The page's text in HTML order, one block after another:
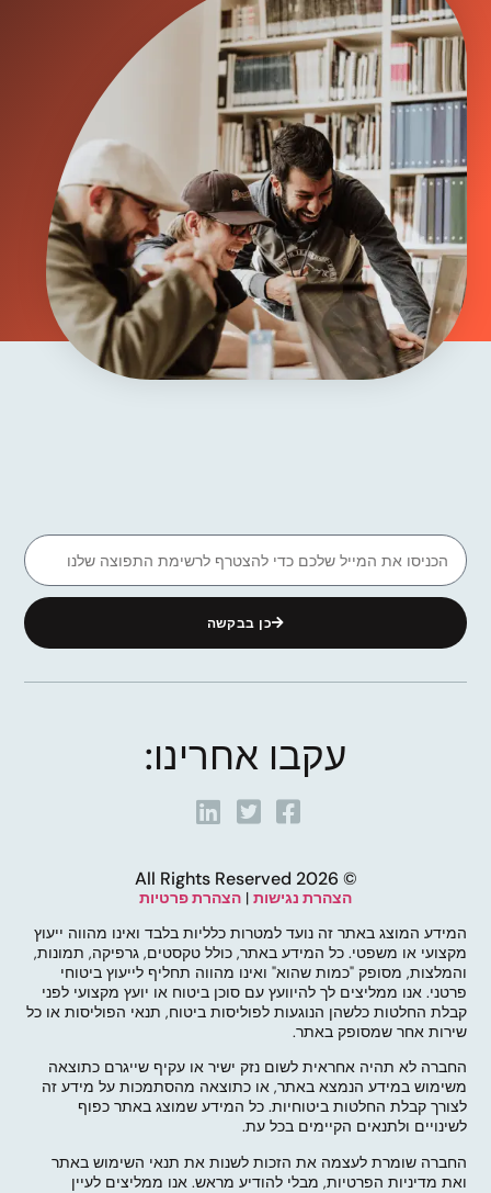
כן בבקשה
עקבו אחרינו:
© 2026 All Rights Reserved
הצהרת נגישות | הצהרת פרטיות
המידע המוצג באתר זה נועד למטרות כלליות בלבד ואינו מהווה ייעוץ
מקצועי או משפטי. כל המידע באתר, כולל טקסטים, גרפיקה, תמונות,
והמלצות, מסופק "כמות שהוא" ואינו מהווה תחליף לייעוץ ביטוחי
פרטני. אנו ממליצים לך להיוועץ עם סוכן ביטוח או יועץ מקצועי לפני
קבלת החלטות כלשהן הנוגעות לפוליסות ביטוח, תנאי הפוליסות או כל
שירות אחר שמסופק באתר.
החברה לא תהיה אחראית לשום נזק ישיר או עקיף שייגרם כתוצאה
משימוש במידע הנמצא באתר, או כתוצאה מהסתמכות על מידע זה
לצורך קבלת החלטות ביטוחיות. כל המידע שמוצג באתר כפוף
לשינויים ולתנאים הקיימים בכל עת.
החברה שומרת לעצמה את הזכות לשנות את תנאי השימוש באתר
ואת מדיניות הפרטיות, מבלי להודיע מראש. אנו ממליצים לעיין